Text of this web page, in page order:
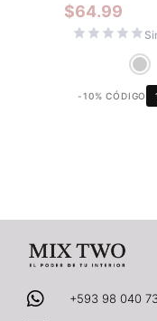
$64.99
-10% CÓDIGO
+593 98 040